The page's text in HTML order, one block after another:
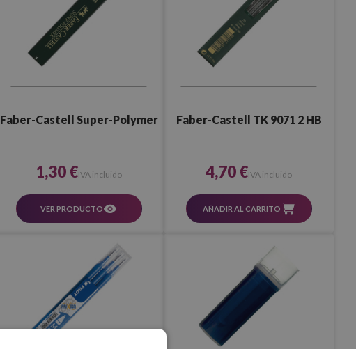
Faber-Castell Super-Polymer
1,30 €IVA incluido
VER PRODUCTO
Faber-Castell TK 9071 2 HB
4,70 €IVA incluido
AÑADIR AL CARRITO